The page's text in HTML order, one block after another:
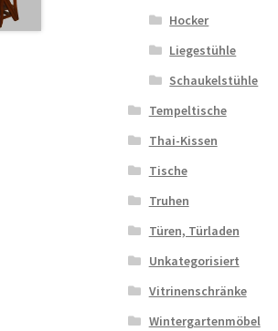
Hocker
Liegestühle
Schaukelstühle
Tempeltische
Thai-Kissen
Tische
Truhen
Türen, Türladen
Unkategorisiert
Vitrinenschränke
Wintergartenmöbel